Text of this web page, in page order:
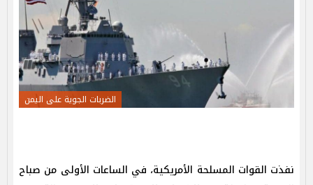
الضربات الجوية على اليمن
نفذت القوات المسلحة الأمريكية، في الساعات الأولى من صباح